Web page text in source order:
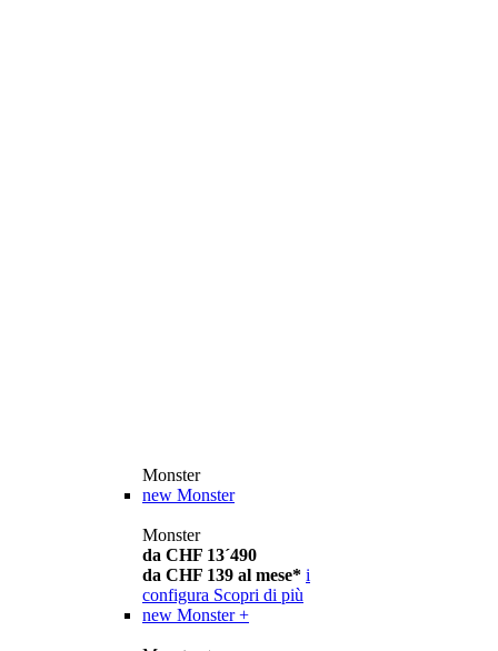
Monster
new Monster
Monster
da CHF 13´490
da CHF 139 al mese* i
configura Scopri di più
new Monster +